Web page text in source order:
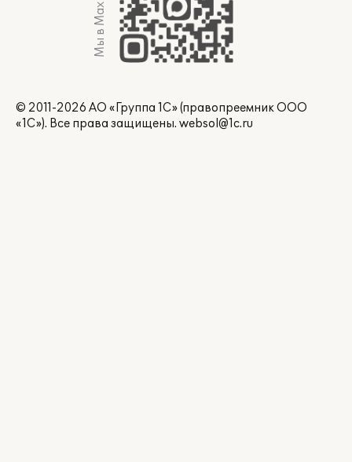
Мы в Max
© 2011-2026 АО «Группа 1С» (правопреемник ООО
«1С»). Все права защищены. websol@1c.ru